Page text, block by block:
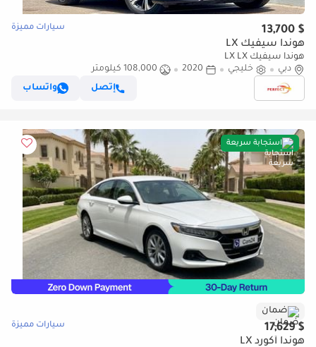
$ 13,700 سيارات مميزة
هوندا سيفيك LX
هوندا سيفيك LX LX
دبي
خليجي 2020
108,000 كيلومتر
إتصل
واتساب
استجابة سريعة
ضمان
$ 17,629 سيارات مميزة
هوندا أكورد LX